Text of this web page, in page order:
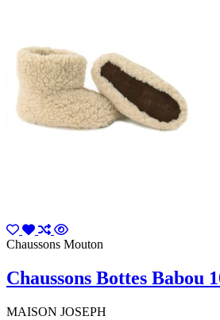
Chaussons Mouton
Chaussons Bottes Babou
MAISON JOSEPH